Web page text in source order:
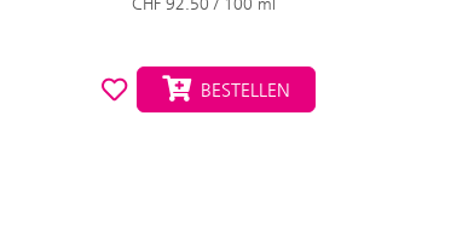
BESTELLEN